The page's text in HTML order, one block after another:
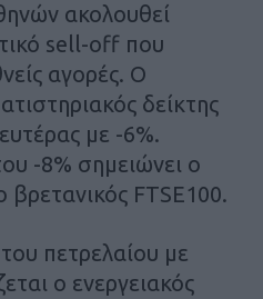
ακολουθεί
sell-off που
αγορές. Ο
δείκτης
με -6%.
-8% σημειώνει ο
βρετανικός FTSE100.
πετρελαίου με
ο ενεργειακός